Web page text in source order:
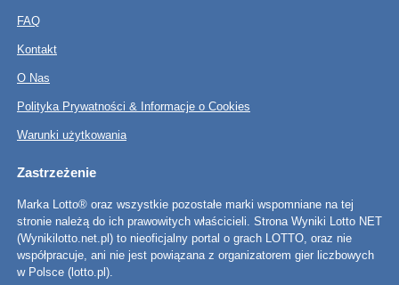
FAQ
Kontakt
O Nas
Polityka Prywatności & Informacje o Cookies
Warunki użytkowania
Zastrzeżenie
Marka Lotto® oraz wszystkie pozostałe marki wspomniane na tej
stronie należą do ich prawowitych właścicieli. Strona Wyniki Lotto NET
(Wynikilotto.net.pl) to nieoficjalny portal o grach LOTTO, oraz nie
współpracuje, ani nie jest powiązana z organizatorem gier liczbowych
w Polsce (lotto.pl).